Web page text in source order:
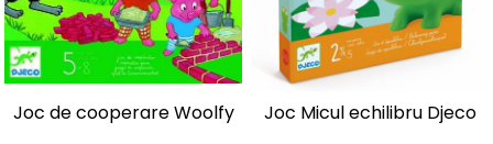
Joc de cooperare Woolfy Joc Micul echilibru Djeco